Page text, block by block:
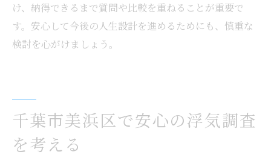
け、納得できるまで質問や比較を重ねることが重要で
す。安心して今後の人生設計を進めるためにも、慎重な
検討を心がけましょう。
千葉市美浜区で安心の浮気調査
を考える